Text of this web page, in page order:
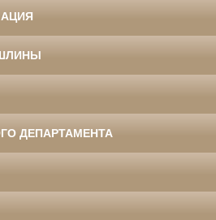
ДЕПАРТАМЕНТА